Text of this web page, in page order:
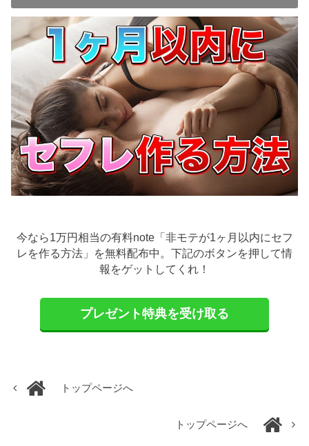
今なら1万円相当の有料note「非モテが1ヶ月以内にセフ
レを作る方法」を無料配布中。下記のボタンを押して情
報をゲットしてくれ！
プレゼント特典を受け取る
トップページへ
トップページへ